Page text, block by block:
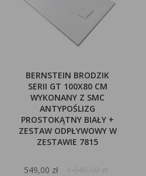
BERNSTEIN BRODZIK
SERII GT 100X80 CM
WYKONANY Z SMC
ANTYPOŚLIZG
PROSTOKĄTNY BIAŁY +
ZESTAW ODPŁYWOWY W
ZESTAWIE 7815
549,00 zł